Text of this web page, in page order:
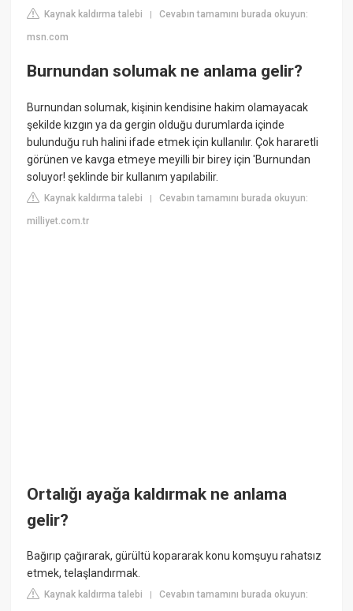
Kaynak kaldırma talebi |Cevabın tamamını burada okuyun:
msn.com
Burnundan solumak ne anlama gelir?
Burnundan solumak, kişinin kendisine hakim olamayacak
şekilde kızgın ya da gergin olduğu durumlarda içinde
bulunduğu ruh halini ifade etmek için kullanılır. Çok hararetli
görünen ve kavga etmeye meyilli bir birey için 'Burnundan
soluyor! şeklinde bir kullanım yapılabilir.
Kaynak kaldırma talebi |Cevabın tamamını burada okuyun:
milliyet.com.tr
Ortalığı ayağa kaldırmak ne anlama
gelir?
Bağırıp çağırarak, gürültü kopararak konu komşuyu rahatsız
etmek, telaşlandırmak.
Kaynak kaldırma talebi |Cevabın tamamını burada okuyun: